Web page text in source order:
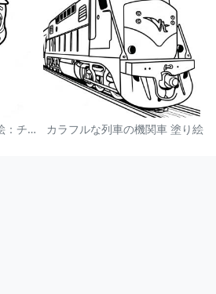
パウ・パトロールの塗り絵：チェイス カラフルな列車の機関車 塗り絵